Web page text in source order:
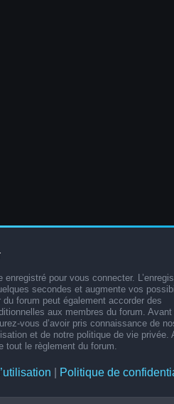
enregistré pour vous connecter.
secondes et augmente vos
du forum peut également accorder des
aux membres du forum.
vous d’avoir pris connaissance de
et de notre politique de vie privée.
tout le règlement du forum.
Politique de